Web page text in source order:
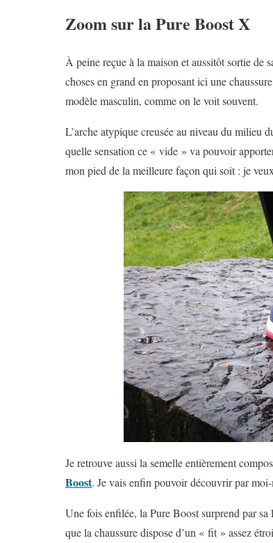
Zoom sur la Pure Boost X
À peine reçue à la maison et aussitôt sortie de
choses en grand en proposant ici une
modèle masculin, comme on le voit souvent.
L’arche atypique creusée au niveau du milieu
quelle sensation ce « vide » va pouvoir
mon pied de la meilleure façon qui soit : je
Je retrouve aussi la semelle entièrement
Boost. Je vais enfin pouvoir découvrir par
Une fois enfilée, la Pure Boost surprend par sa
que la chaussure dispose d’un « fit » assez